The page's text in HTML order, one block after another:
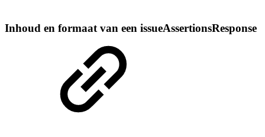
Inhoud en formaat van een issueAssertionsResponse